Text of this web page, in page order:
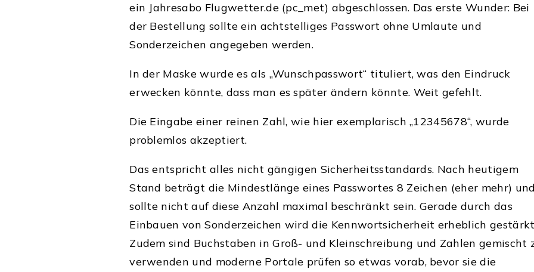
ein Jahresabo Flugwetter.de (pc_met) abgeschlossen. Das erste Wunder: Bei
der Bestellung sollte ein achtstelliges Passwort ohne Umlaute und
Sonderzeichen angegeben werden.
In der Maske wurde es als „Wunschpasswort“ tituliert, was den Eindruck
erwecken könnte, dass man es später ändern könnte. Weit gefehlt.
Die Eingabe einer reinen Zahl, wie hier exemplarisch „12345678“, wurde
problemlos akzeptiert.
Das entspricht alles nicht gängigen Sicherheitsstandards. Nach heutigem
Stand beträgt die Mindestlänge eines Passwortes 8 Zeichen (eher mehr) und
sollte nicht auf diese Anzahl maximal beschränkt sein. Gerade durch das
Einbauen von Sonderzeichen wird die Kennwortsicherheit erheblich
Zudem sind Buchstaben in Groß- und Kleinschreibung und Zahlen gemischt
verwenden und moderne Portale prüfen so etwas vorab, bevor sie die